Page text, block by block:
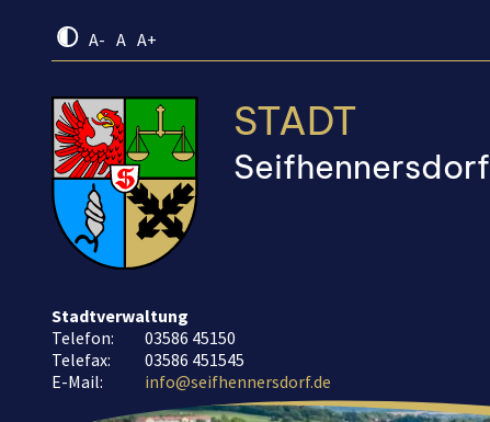
STADT
Seifhennersdorf
A- A A+
Stadtverwaltung
Telefon:
03586 45150
Telefax:
03586 451545
E-Mail:
info@seifhennersdorf.de